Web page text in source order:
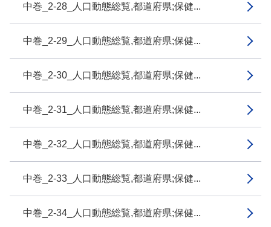
中巻_2-28_人口動態総覧,都道府県;保健...
中巻_2-29_人口動態総覧,都道府県;保健...
中巻_2-30_人口動態総覧,都道府県;保健...
中巻_2-31_人口動態総覧,都道府県;保健...
中巻_2-32_人口動態総覧,都道府県;保健...
中巻_2-33_人口動態総覧,都道府県;保健...
中巻_2-34_人口動態総覧,都道府県;保健...